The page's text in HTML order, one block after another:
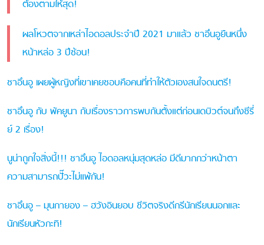
ต้องตามให้สุด!
ผลโหวตจากเหล่าไอดอลประจำปี 2021 มาแล้ว ชาอึนอูยืนหนึ่ง
หน้าหล่อ 3 ปีซ้อน!
ชาอึนอู เผยผู้หญิงที่เขาเคยชอบคือคนที่ทำให้ตัวเองสนใจดนตรี!
ชาอึนอู กับ พัคยูนา กับเรื่องราวการพบกันตั้งแต่ก่อนเดบิวต์จนถึงซีรี่
ย์ 2 เรื่อง!
นูน่าถูกใจสิ่งนี้!!! ชาอึนอู ไอดอลหนุ่มสุดหล่อ มีดีมากกว่าหน้าตา
ความสามารถปั๊วะไม่แพ้กัน!
ชาอึนอู – มุนกายอง – ฮวังอินยอบ ชีวิตจริงดีกรีนักเรียนนอกและ
นักเรียนหัวกะทิ!